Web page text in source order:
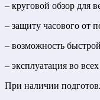
– круговой обзор для
– защиту часового от
– возможность
– эксплуатация во
При наличии